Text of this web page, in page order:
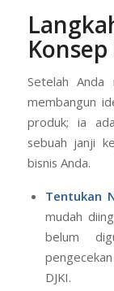
Setelah Anda
membangun
produk; ia
sebuah janji
bisnis Anda.
Tentukan
mudah
belum
DJKI.